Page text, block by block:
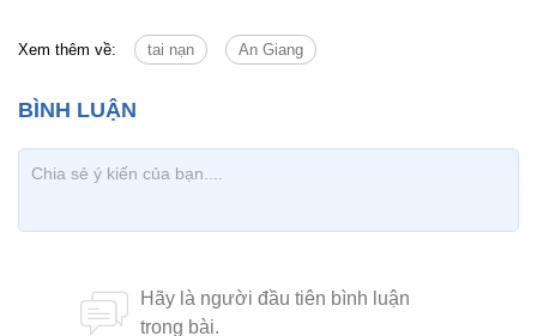
Xem thêm về: tai nạn An Giang